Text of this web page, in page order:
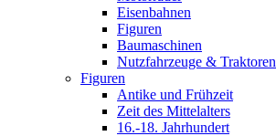
Eisenbahnen
Figuren
Baumaschinen
Nutzfahrzeuge & Traktoren
Figuren
Antike und Frühzeit
Zeit des Mittelalters
16.-18. Jahrhundert